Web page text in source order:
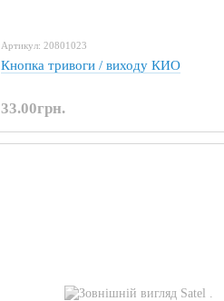
Артикул: 20801023
Кнопка тривоги / виходу КИО
33.00грн.